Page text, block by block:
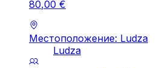
80,00 €
Местоположение: Ludza
Ludza